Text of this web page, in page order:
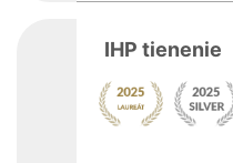
IHP tienenie